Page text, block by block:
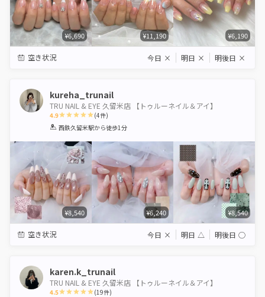
¥6,690 ¥11,190 ¥6,190
空き状況 今日 × 明日 × 明後日 ×
kureha_trunail
TRU NAIL & EYE 久留米店 【トゥルーネイル＆アイ】
4.9
1 2 3 4 5
(4件)
西鉄久留米駅から徒歩1分
¥8,540 ¥6,240 ¥8,540
空き状況 今日 × 明日 △ 明後日 ◯
karen.k_trunail
TRU NAIL & EYE 久留米店 【トゥルーネイル＆アイ】
4.5 (19件)